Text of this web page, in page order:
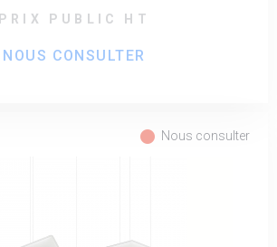
PRIX PUBLIC HT
NOUS CONSULTER
fiber_manual_record Nous consulter